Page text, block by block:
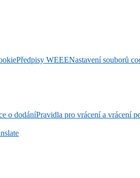
Předpisy WEEENastavení souborů
o dodáníPravidla pro vrácení a vrácení